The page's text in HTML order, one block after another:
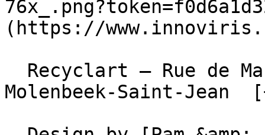
(https://
Molenbeek-Saint-